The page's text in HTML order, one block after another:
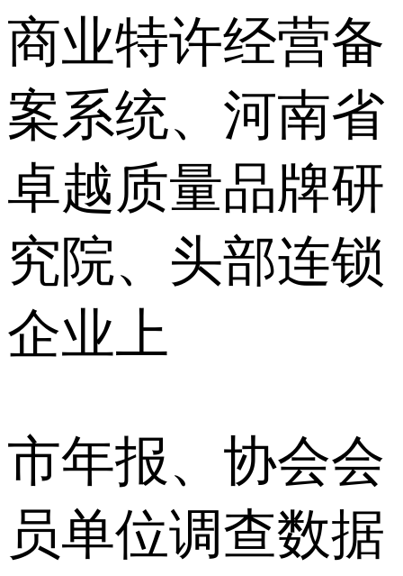
商业特许经营备
案系统、河南省
卓越质量品牌研
究院、头部连锁
企业上
市年报、协会会
员单位调查数据